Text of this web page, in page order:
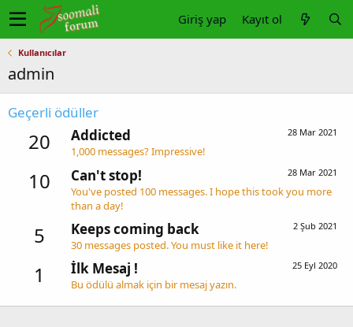
Giriş yap Kayıt ol
Kullanıcılar
admin
Geçerli ödüller
20 28 Mar 2021
Addicted
1,000 messages? Impressive!
10 28 Mar 2021
Can't stop!
You've posted 100 messages. I hope this took you more
than a day!
5 2 Şub 2021
Keeps coming back
30 messages posted. You must like it here!
1 25 Eyl 2020
İlk Mesaj !
Bu ödülü almak için bir mesaj yazın.